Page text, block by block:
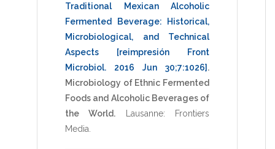
Traditional Mexican Alcoholic
Fermented Beverage: Historical,
Microbiological, and Technical
Aspects [reimpresión Front
Microbiol. 2016 Jun 30;7:1026] .
Microbiology of Ethnic Fermented
Foods and Alcoholic Beverages of
the World.
Lausanne: Frontiers
Media